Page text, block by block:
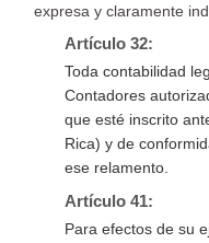
expresa y claramente
Artículo 32:
Toda contabilidad
Contadores
que esté inscrito
Rica) y de
ese relamento.
Artículo 41:
Para efectos de su